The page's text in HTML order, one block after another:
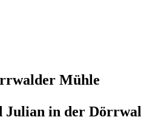
Mühle
Julian in der